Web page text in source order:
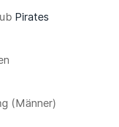
Pirates
(Männer)